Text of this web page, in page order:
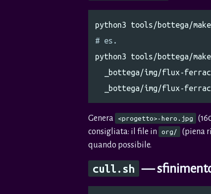
# es.
python3 tools/bottega/
_bottega/img/flux-
Genera <progetto>-hero.jpg
consigliata: il file in
org/
(piena
quando possibile.
cull.sh —